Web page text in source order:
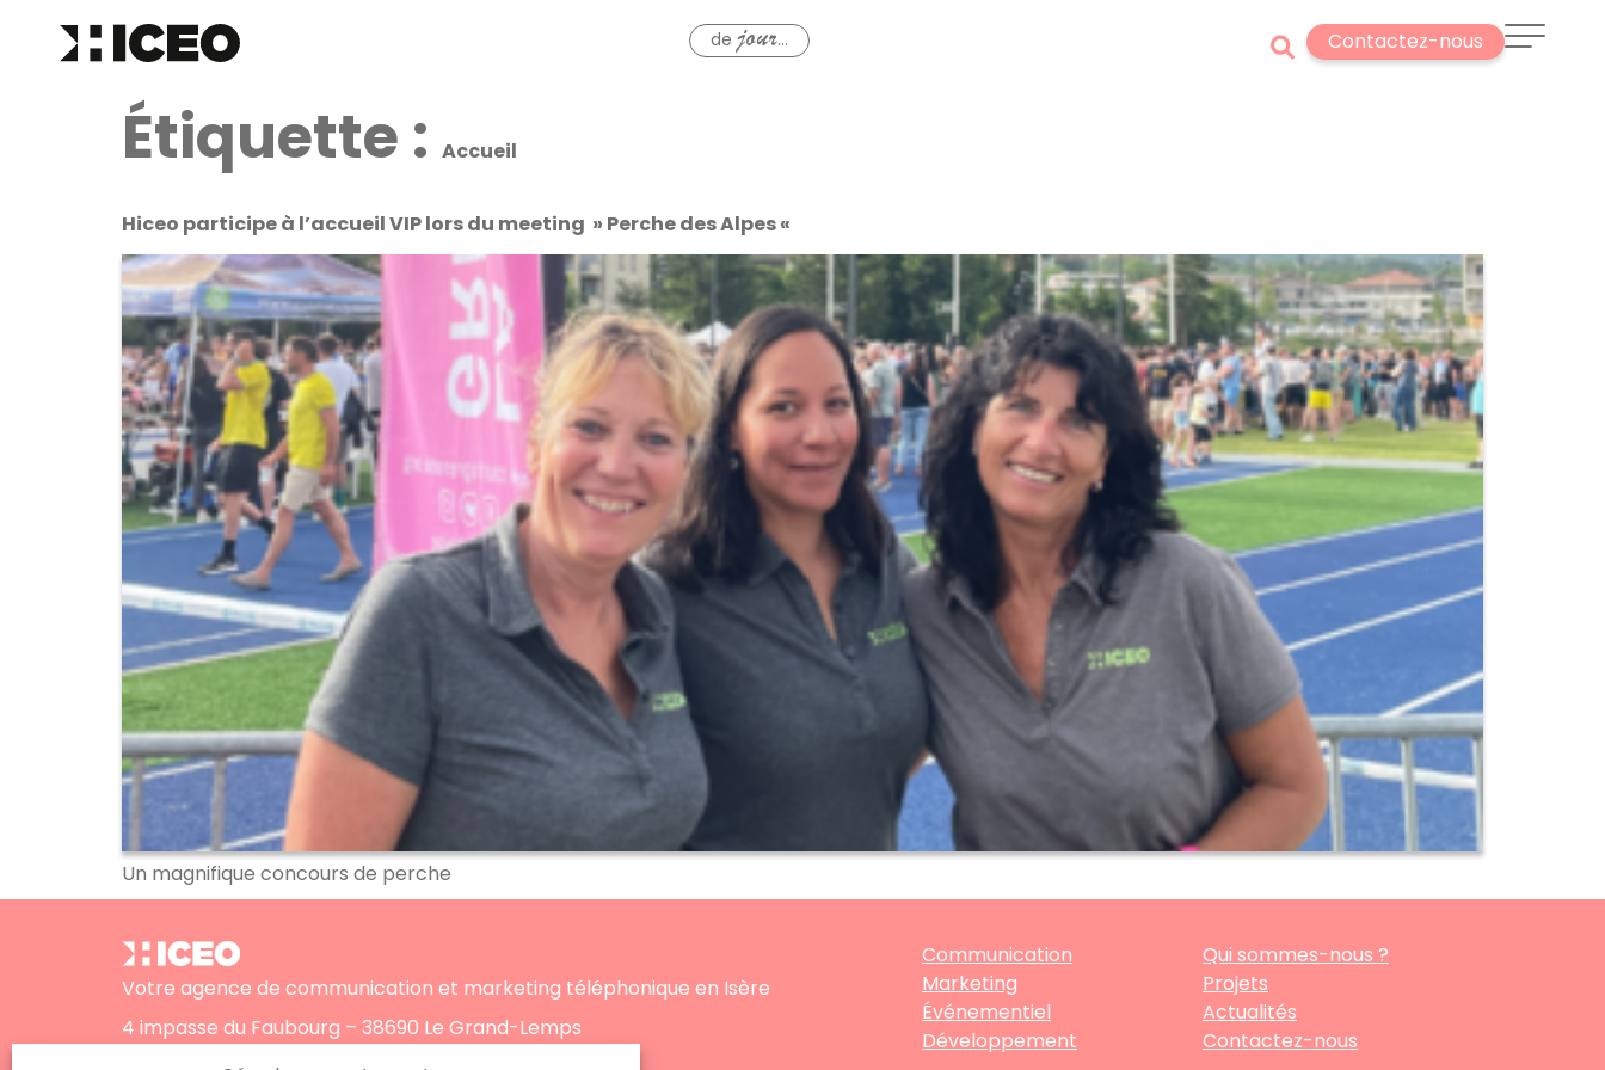
dejour... Contactez-nous
Étiquette : Accueil
Hiceo participe à l’accueil VIP lors du meeting » Perche des Alpes «
Un magnifique concours de perche
Votre agence de communication et marketing téléphonique en Isère
4 impasse du Faubourg – 38690 Le Grand-Lemps
Communication
Marketing
Événementiel
Développement
Qui sommes-nous ?
Projets
Actualités
Contactez-nous